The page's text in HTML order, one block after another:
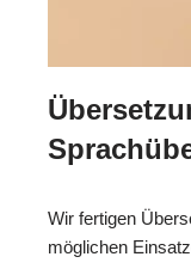
Wir fertigen
möglichen